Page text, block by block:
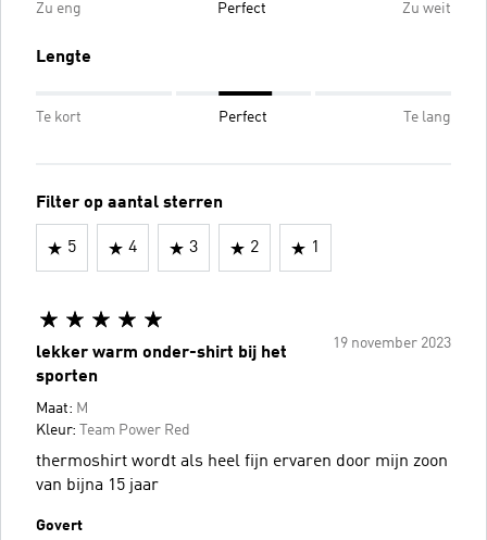
Zu eng Perfect Zu weit
Lengte
Te kort Perfect Te lang
Filter op aantal sterren
5 4 3 2 1
19 november 2023
lekker warm onder-shirt bij het
sporten
Maat: M
Kleur:
Team Power Red
thermoshirt wordt als heel fijn ervaren door mijn zoon
van bijna 15 jaar
Govert